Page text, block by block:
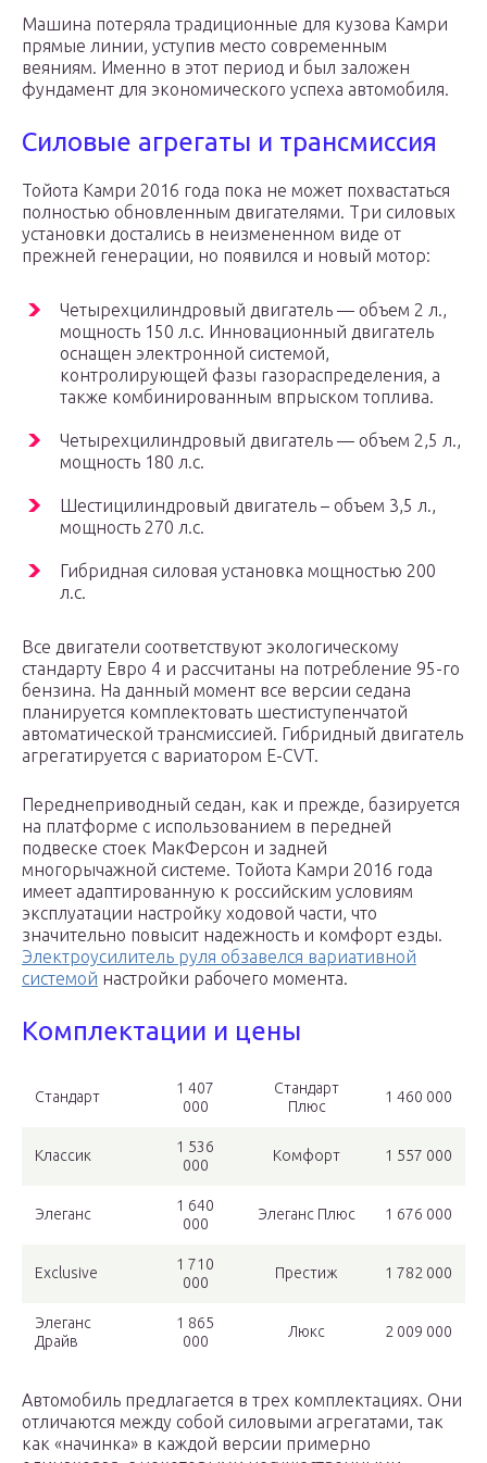
Машина потеряла традиционные для кузова Камри
прямые линии, уступив место современным
веяниям. Именно в этот период и был заложен
фундамент для экономического успеха автомобиля.
Силовые агрегаты и трансмиссия
Тойота Камри 2016 года пока не может похвастаться
полностью обновленным двигателями. Три силовых
установки достались в неизмененном виде от
прежней генерации, но появился и новый мотор:
Четырехцилиндровый двигатель — объем 2 л.,
мощность 150 л.с. Инновационный двигатель
оснащен электронной системой,
контролирующей фазы газораспределения, а
также комбинированным впрыском топлива.
Четырехцилиндровый двигатель — объем 2,5 л.,
мощность 180 л.с.
Шестицилиндровый двигатель – объем 3,5 л.,
мощность 270 л.с.
Гибридная силовая установка мощностью 200
л.с.
Все двигатели соответствуют экологическому
стандарту Евро 4 и рассчитаны на потребление 95-го
бензина. На данный момент все версии седана
планируется комплектовать шестиступенчатой
автоматической трансмиссией. Гибридный двигатель
агрегатируется с вариатором E-CVT.
Переднеприводный седан, как и прежде, базируется
на платформе с использованием в передней
подвеске стоек МакФерсон и задней
многорычажной системе. Тойота Камри 2016 года
имеет адаптированную к российским условиям
эксплуатации настройку ходовой части, что
значительно повысит надежность и комфорт езды.
Электроусилитель руля обзавелся вариативной
системой настройки рабочего момента.
Комплектации и цены
Стандарт
1 407
000
Стандарт
Плюс
1 460 000
Классик
1 536
000
Комфорт 1 557 000
Элеганс
1 640
000
Элеганс Плюс 1 676 000
Exclusive
1 710
000
Престиж 1 782 000
Элеганс
Драйв
1 865
000
Люкс 2 009 000
Автомобиль предлагается в трех комплектациях. Они
отличаются между собой силовыми агрегатами, так
как «начинка» в каждой версии примерно